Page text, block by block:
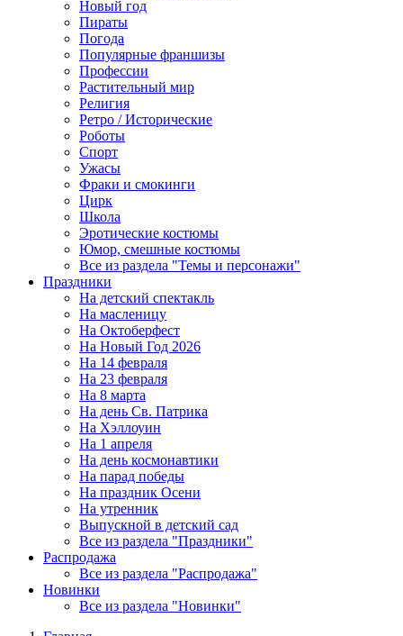
Новый год
Пираты
Погода
Популярные франшизы
Профессии
Растительный мир
Религия
Ретро / Исторические
Роботы
Спорт
Ужасы
Фраки и смокинги
Цирк
Школа
Эротические костюмы
Юмор, смешные костюмы
Все из раздела "Темы и персонажи"
Праздники
На детский спектакль
На масленицу
На Октоберфест
На Новый Год 2026
На 14 февраля
На 23 февраля
На 8 марта
На день Св. Патрика
На Хэллоуин
На 1 апреля
На день космонавтики
На парад победы
На праздник Осени
На утренник
Выпускной в детский сад
Все из раздела "Праздники"
Распродажа
Все из раздела "Распродажа"
Новинки
Все из раздела "Новинки"